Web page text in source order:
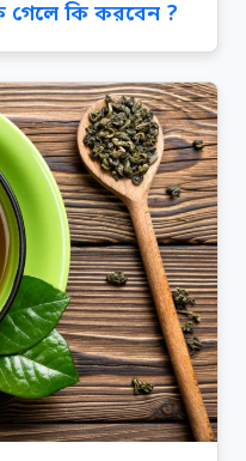
গেলে কি করবেন ?